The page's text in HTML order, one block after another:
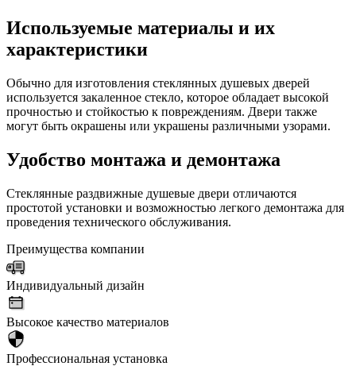
Используемые материалы и их
характеристики
Обычно для изготовления стеклянных душевых дверей
используется закаленное стекло, которое обладает высокой
прочностью и стойкостью к повреждениям. Двери также
могут быть окрашены или украшены различными узорами.
Удобство монтажа и демонтажа
Стеклянные раздвижные душевые двери отличаются
простотой установки и возможностью легкого демонтажа для
проведения технического обслуживания.
Преимущества компании
Индивидуальный дизайн
Высокое качество материалов
Профессиональная установка